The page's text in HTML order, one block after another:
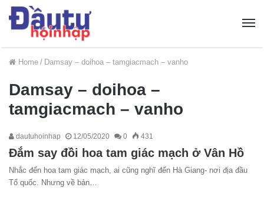
Home / Damsay – doihoa – tamgiacmach – vanho
Damsay – doihoa –
tamgiacmach – vanho
dautuhoinhap 12/05/2020 0 431
Đắm say đồi hoa tam giác mạch ở Vân Hồ
Nhắc đến hoa tam giác mạch, ai cũng nghĩ đến Hà Giang- nơi địa đầu
Tổ quốc. Nhưng về bản…